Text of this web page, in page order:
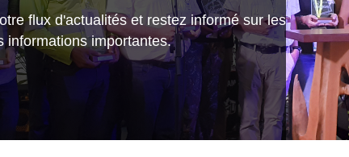
flux d'actualités et restez informé sur les
informations importantes.